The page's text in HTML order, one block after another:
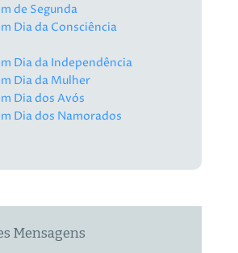
de Segunda
Dia da Consciência
Dia da Independência
Dia da Mulher
Dia dos Avós
Dia dos Namorados
Mensagens